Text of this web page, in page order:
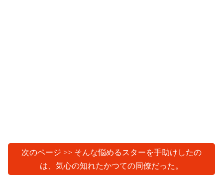
次のページ >> そんな悩めるスターを手助けしたの
は、気心の知れたかつての同僚だった。